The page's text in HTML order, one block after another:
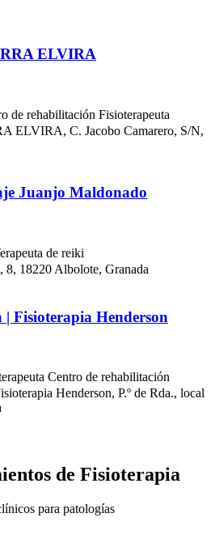
ELVIRA
de rehabilitación Fisioterapeuta
ELVIRA, C. Jacobo Camarero, S/N,
Juanjo Maldonado
de reiki
8, 18220 Albolote, Granada
Fisioterapia Henderson
Centro de rehabilitación
Henderson, P.º de Rda., local
de Fisioterapia
para patologías